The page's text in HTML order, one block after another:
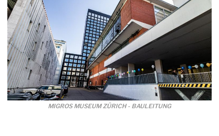
MIGROS MUSEUM ZÜRICH - BAULEITUNG